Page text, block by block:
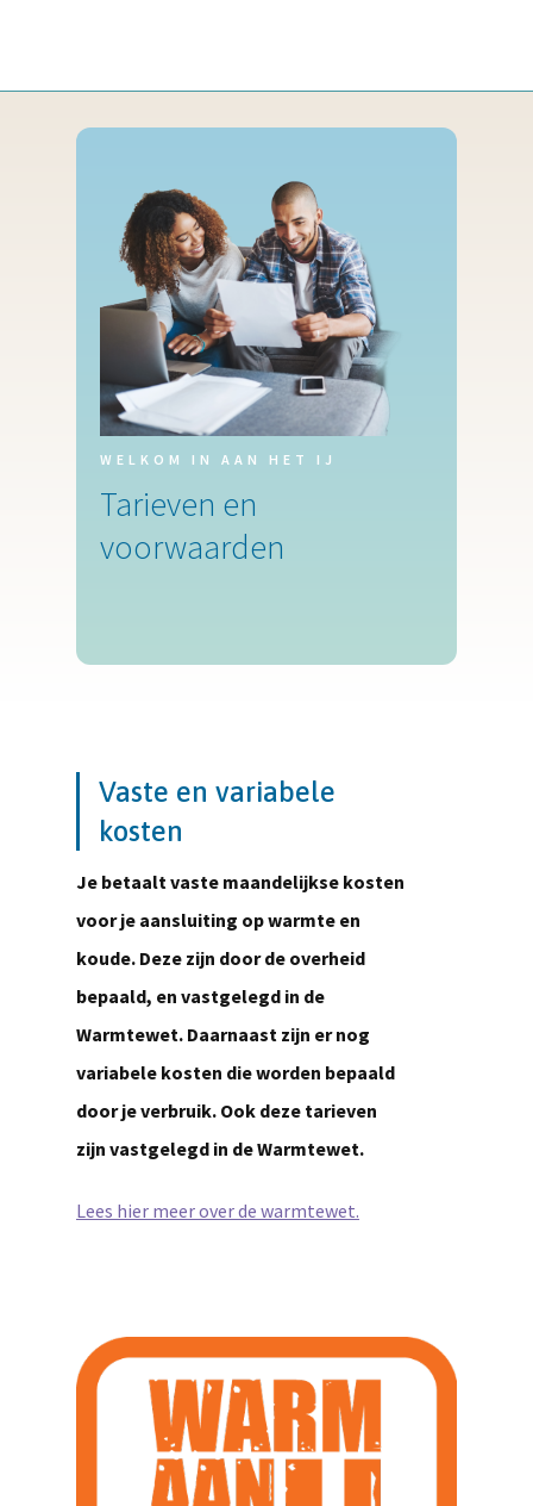
WELKOM IN AAN HET IJ
Tarieven en
voorwaarden
Vaste en variabele
kosten
Je betaalt vaste maandelijkse kosten
voor je aansluiting op warmte en
koude. Deze zijn door de overheid
bepaald, en vastgelegd in de
Warmtewet. Daarnaast zijn er nog
variabele kosten die worden bepaald
door je verbruik. Ook deze tarieven
zijn vastgelegd in de Warmtewet.
Lees hier meer over de warmtewet.